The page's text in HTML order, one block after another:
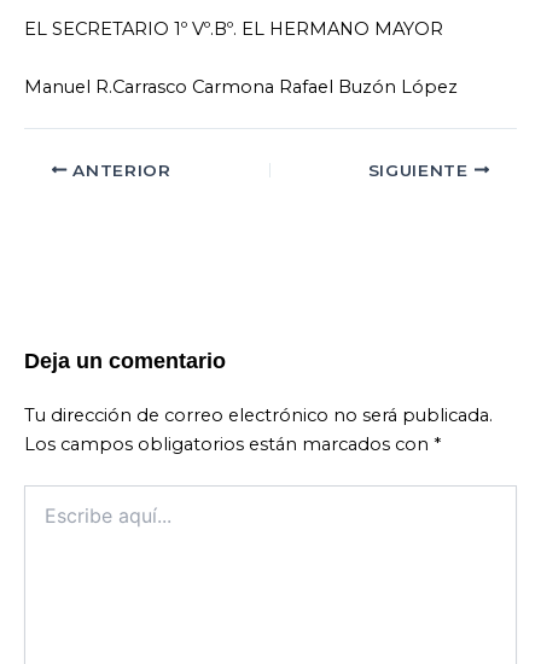
EL SECRETARIO 1º Vº.Bº. EL HERMANO MAYOR
Manuel R.Carrasco Carmona Rafael Buzón López
ANTERIOR SIGUIENTE
Deja un comentario
Tu dirección de correo electrónico no será publicada.
Los campos obligatorios están marcados con *
aquí...